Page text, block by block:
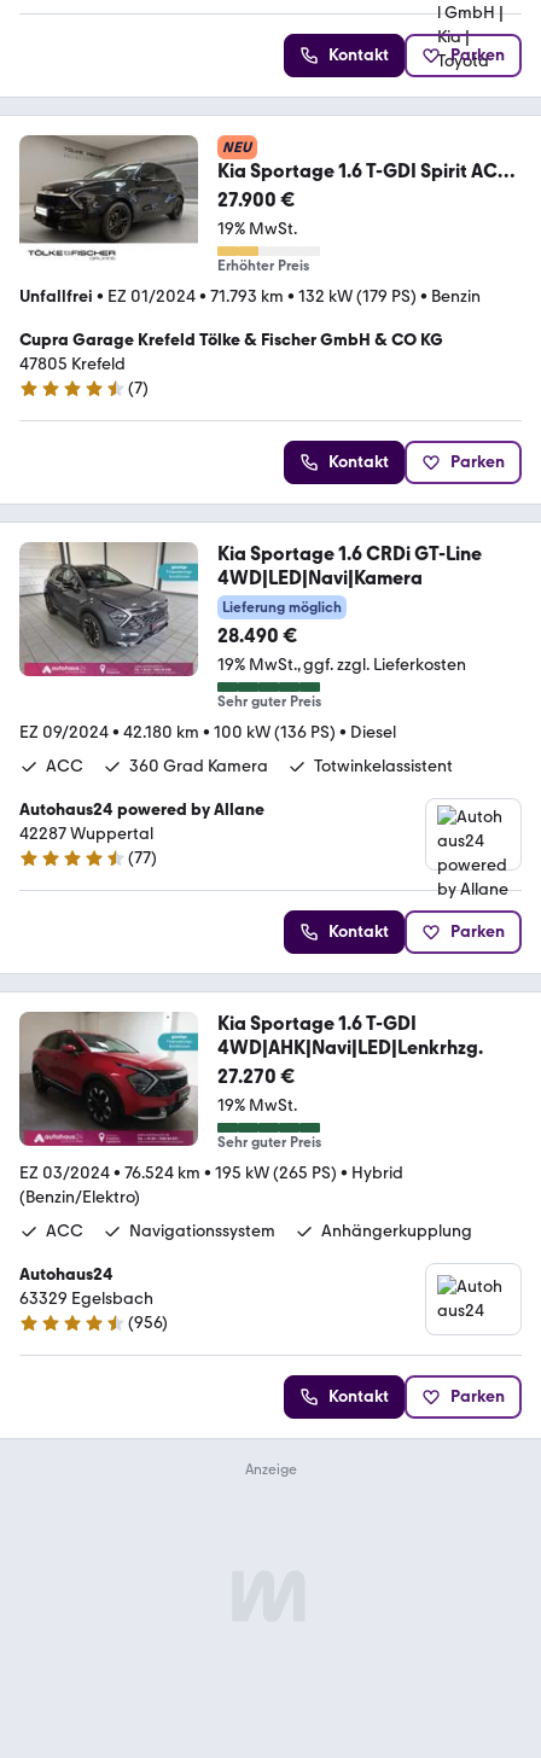
Kontakt Parken
NEU
Kia Sportage 1.6 T-GDI Spirit ACC
AUT Kam. Navi 360
27.900 €
19% MwSt.
Erhöhter Preis
Unfallfrei • EZ 01/2024• 71.793 km • 132 kW (179 PS) • Benzin
Cupra Garage Krefeld Tölke & Fischer GmbH & CO KG
47805 Krefeld
4.6 Sterne
(7)
Kontakt Parken
Kia Sportage 1.6 CRDi GT-Line
4WD|LED|Navi|Kamera
Lieferung möglich
28.490 €
19% MwSt. ggf. zzgl. Lieferkosten
Sehr guter Preis
EZ 09/2024• 42.180 km • 100 kW (136 PS) • Diesel
ACC
360 Grad Kamera Totwinkelassistent
Autohaus24 powered by Allane
42287 Wuppertal
4.5 Sterne
(77)
Kontakt Parken
Kia Sportage 1.6 T-GDI
4WD|AHK|Navi|LED|Lenkrhzg.
27.270 €
19% MwSt.
Sehr guter Preis
EZ 03/2024• 76.524 km • 195 kW (265 PS) • Hybrid
(Benzin/Elektro)
ACC
Navigationssystem Anhängerkupplung
Autohaus24
63329 Egelsbach
4.3 Sterne
(956)
Kontakt Parken